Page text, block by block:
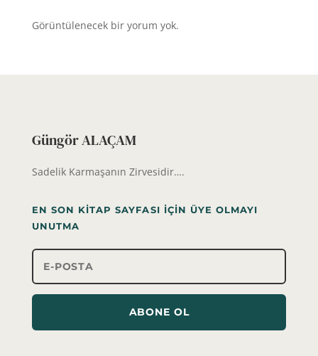
Görüntülenecek bir yorum yok.
Güngör ALAÇAM
Sadelik Karmaşanın Zirvesidir….
EN SON KITAP SAYFASI İÇIN ÜYE OLMAYI
UNUTMA
ABONE OL